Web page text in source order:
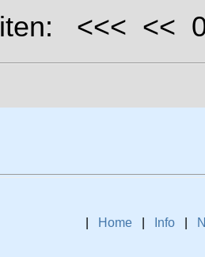
<<< <<
Home Info